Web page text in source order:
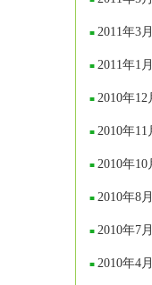
2011年3月
2011年1月
2010年12
2010年11
2010年10
2010年8月
2010年7月
2010年4月